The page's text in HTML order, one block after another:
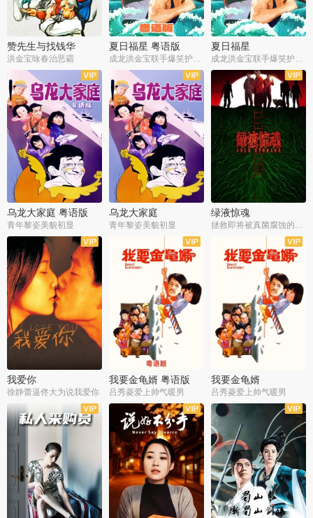
赞先生与找钱华
洪金宝咏春治恶霸
夏日福星 粤语版
成龙洪金宝联手爆笑护美女
夏日福星
成龙洪金宝联手爆笑护美女
乌龙大家庭 粤语版
青年黎姿美貌初显
乌龙大家庭
青年黎姿美貌初显
绿液惊魂
拯救即将被真菌腐蚀的世界
我爱你
徐静蕾逼佟大为说我爱你
我要金龟婿 粤语版
吕秀菱爱上帅气暖男
我要金龟婿
吕秀菱爱上帅气暖男